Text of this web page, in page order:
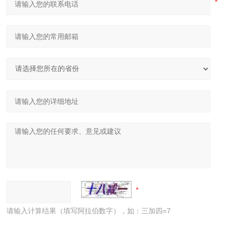
请输入计算结果（填写阿拉伯数字），如：三加四=7